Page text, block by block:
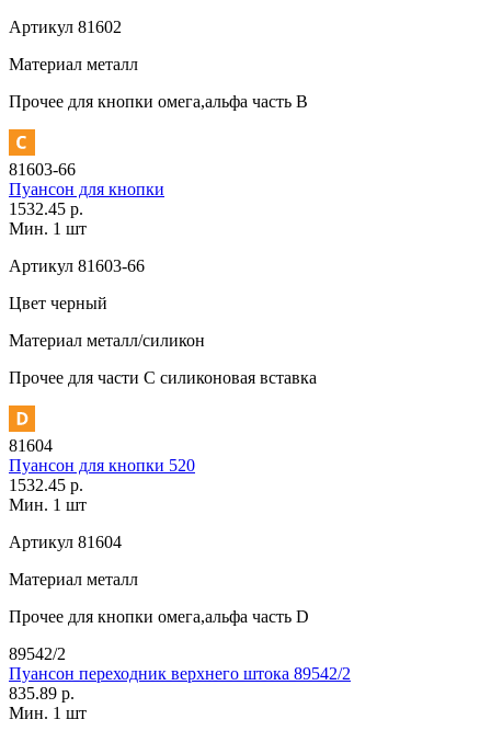
Артикул 81602
Материал металл
Прочее для кнопки омега,альфа часть В
81603-66
Пуансон для кнопки
1532.45 р.
Мин. 1 шт
Артикул 81603-66
Цвет черный
Материал металл/силикон
Прочее для части C силиконовая вставка
81604
Пуансон для кнопки 520
1532.45 р.
Мин. 1 шт
Артикул 81604
Материал металл
Прочее для кнопки омега,альфа часть D
89542/2
Пуансон переходник верхнего штока 89542/2
835.89 р.
Мин. 1 шт